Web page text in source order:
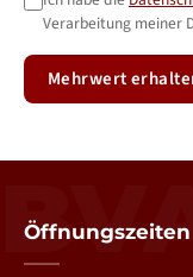
Verarbeitung meiner
Mehrwert
Öffnungszeiten